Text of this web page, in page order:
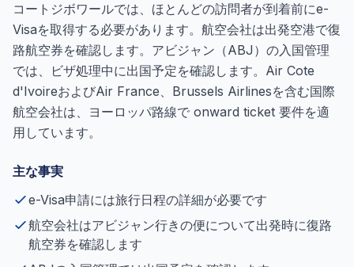
コートジボワールでは、ほとんどの訪問者が到着前にe-
Visaを取得する必要があります。航空会社は出発空港で復
路航空券を確認します。アビジャン（ABJ）の入国管理
では、ビザ処理中に出国予定を確認します。Air Cote
d'IvoireおよびAir France、Brussels Airlinesを含む国際
航空会社は、ヨーロッパ路線で onward ticket 要件を適
用しています。
主な事実
e-Visa申請には旅行日程の詳細が必要です
航空会社はアビジャン行きの便について出発時に復路
航空券を確認します